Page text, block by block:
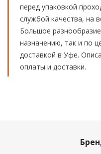
перед упаковкой
службой качества, на
Большое
назначению, так и по
доставкой в Уфе.
оплаты и доставки.